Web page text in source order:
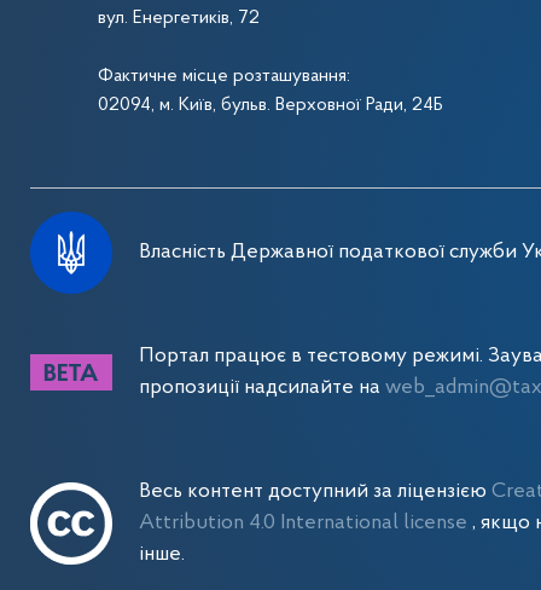
вул. Енергетиків, 72
Фактичне місце розташування:
02094, м. Київ, бульв. Верховної Ради, 24Б
Власність Державної податкової служби
Портал працює в тестовому режимі.
пропозиції надсилайте на
Весь контент доступний за ліцензією
Attribution 4.0 International license , якщо
інше.